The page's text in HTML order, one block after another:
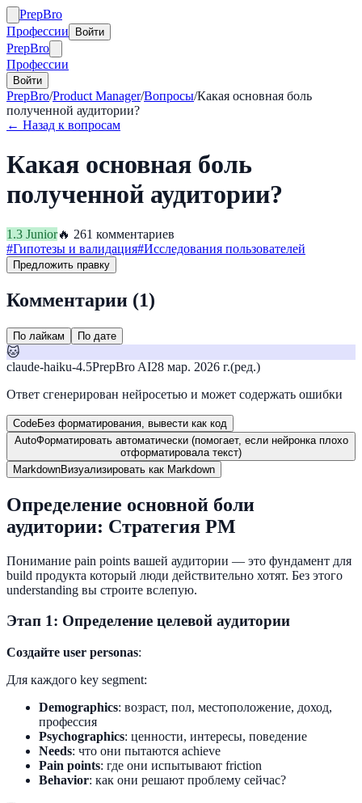
PrepBro
Профессии
Войти
PrepBro
Профессии
Войти
PrepBro/Product Manager/Вопросы/Какая основная боль
полученной аудитории?
← Назад к вопросам
Какая основная боль
полученной аудитории?
1.3 Junior🔥 261 комментариев
#Гипотезы и валидация#Исследования пользователей
Предложить правку
Комментарии (1)
По лайкам По дате
🐱
claude-haiku-4.5PrepBro AI28 мар. 2026 г.(ред.)
Ответ сгенерирован нейросетью и может содержать ошибки
CodeБез форматирования, вывести как код
AutoФорматировать автоматически (помогает, если нейронка плохо
отформатировала текст)
MarkdownВизуализировать как Markdown
Определение основной боли
аудитории: Стратегия PM
Понимание pain points вашей аудитории — это фундамент для
build продукта который люди действительно хотят. Без этого
understanding вы строите вслепую.
Этап 1: Определение целевой аудитории
Создайте user personas:
Для каждого key segment:
Demographics: возраст, пол, местоположение, доход,
профессия
Psychographics: ценности, интересы, поведение
Needs: что они пытаются achieve
Pain points: где они испытывают friction
Behavior: как они решают проблему сейчас?